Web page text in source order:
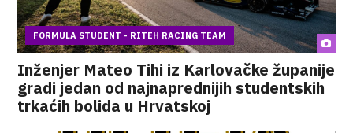
FORMULA STUDENT - RITEH RACING TEAM
Inženjer Mateo Tihi iz Karlovačke županije
gradi jedan od najnaprednijih studentskih
trkaćih bolida u Hrvatskoj